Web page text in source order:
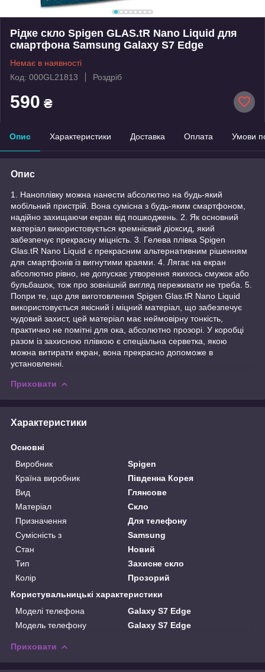
Рідке скло Spigen GLAS.tR Nano Liquid для
смартфона Samsung Galaxy S7 Edge
Немає в наявності
Код: 000GL21813
Роздріб
590 ₴
Опис Характеристики Доставка Оплата Умови
Опис
1. Наноплівку можна нанести абсолютно на будь-який
мобільний пристрій. Вона сумісна з будь-яким смартфоном,
надійно захищаючи екран від пошкоджень. 2. Як основний
матеріал використовується кремнієвий діоксид, який
забезпечує прекрасну міцність. 3. Гелева плівка Spigen
Glas.tR Nano Liquid є прекрасним альтернативним рішенням
для смартфонів із вигнутими краями. 4. Лягає на екран
абсолютно рівно, не допускає утворення якихось смужок або
бульбашок, тож про зовнішній вигляд переживати не треба. 5.
Попри те, що для виготовлення Spigen Glas.tR Nano Liquid
використовується якісний і міцний матеріал, що забезпечує
чудовий захист, цей матеріал має неймовірну тонкість,
практично не помітні для ока, абсолютно прозорі. У коробці
разом із захисною плівкою є спеціальна серветка, якою
можна витирати екран, вона прекрасно допоможе в
установленні.
Приховати
Характеристики
Основні
Виробник
Spigen
Країна виробник
Південна Корея
Вид
Глянсове
Матеріал
Скло
Призначення
Для телефону
Сумісність з
Samsung
Стан
Новий
Тип
Захисне скло
Колір
Прозорий
Користувальницькі характеристики
Моделі телефона
Galaxy S7 Edge
Модель телефону
Galaxy S7 Edge
Приховати